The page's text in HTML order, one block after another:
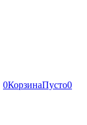
0КорзинаПусто0